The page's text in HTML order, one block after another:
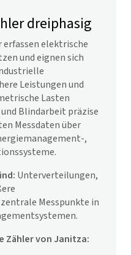
dreiphasig
erfassen elektrische
und eignen sich
Leistungen und
Lasten
Blindarbeit präzise
Messdaten über
,
Unterverteilungen,
Messpunkte in
Zähler von Janitza: